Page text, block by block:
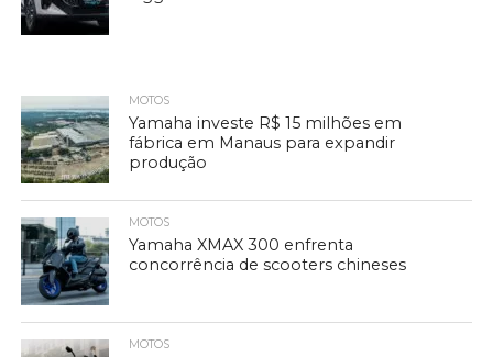
MOTOS
Yamaha investe R$ 15 milhões em
fábrica em Manaus para expandir
produção
MOTOS
Yamaha XMAX 300 enfrenta
concorrência de scooters chineses
MOTOS